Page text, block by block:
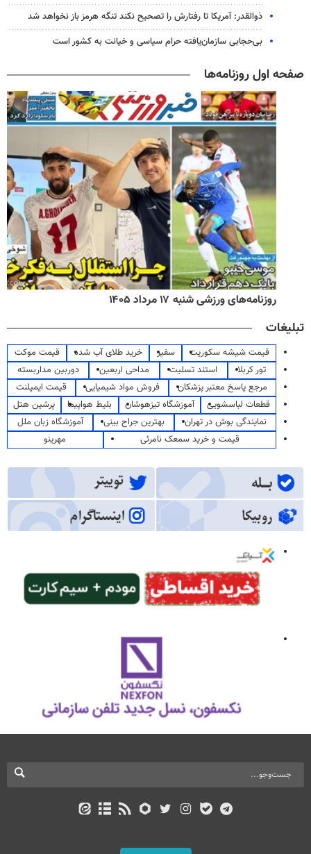
ذوالقدر: آمریکا تا رفتارش را تصحیح نکند تنگه هرمز باز نخواهد شد
بی‌حجابی سازمان‌یافته حرام سیاسی و خیانت به کشور است
صفحه اول روزنامه‌ها
روزنامه‌های ورزشی شنبه ۱۷ مرداد ۱۴۰۵
تبلیغات
قیمت شیشه سکوریت سفیر خرید طلای آب شده
قیمت موکت
تور کربلا
استند تسلیت مداحی اربعین
دوربین مداربسته
مرجع پاسخ معتبر پزشکان
فروش مواد شیمیایی
قیمت ایمپلنت
قطعات لباسشویی
آموزشگاه تیزهوشان بلیط هواپیما
پرشین هتل
نمایندگی بوش در تهران
بهترین جراح بینی
آموزشگاه زبان ملل
قیمت و خرید سمعک نامرئی
مهرینو